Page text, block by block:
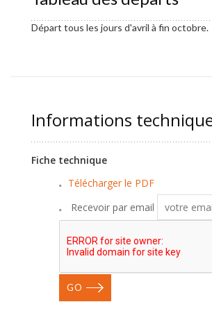
Départ tous les jours d'avril à fin octobre.
Informations
Fiche technique
Télécharger le PDF
Recevoir par email
GO